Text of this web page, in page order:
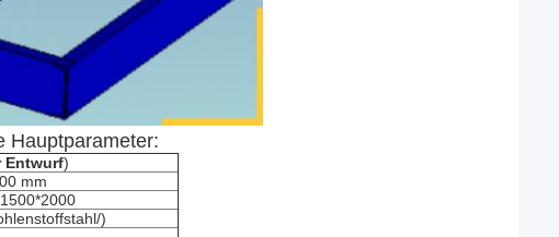
Hauptparameter:
Entwurf)
mm
)